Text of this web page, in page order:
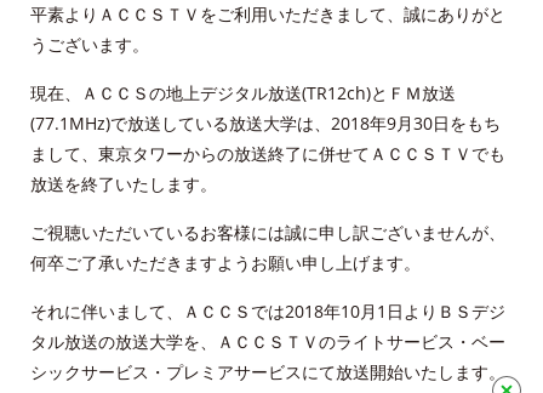
平素よりＡＣＣＳＴＶをご利用いただきまして、誠にありがと
うございます。
現在、ＡＣＣＳの地上デジタル放送(TR12ch)とＦＭ放送
(77.1MHz)で放送している放送大学は、2018年9月30日をもち
まして、東京タワーからの放送終了に併せてＡＣＣＳＴＶでも
放送を終了いたします。
ご視聴いただいているお客様には誠に申し訳ございませんが、
何卒ご了承いただきますようお願い申し上げます。
それに伴いまして、ＡＣＣＳでは2018年10月1日よりＢＳデジ
タル放送の放送大学を、ＡＣＣＳＴＶのライトサービス・ベー
シックサービス・プレミアサービスにて放送開始いたします。
ごあいさつ
ＡＣＣＳ40年のあゆみ
法人情報
ＡＣＣＳ番組基準
放送番組審議会議事録
個人情報保護方針